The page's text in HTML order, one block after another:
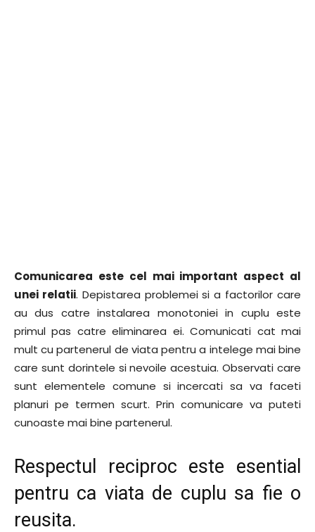
Comunicarea este cel mai important aspect al
unei relatii. Depistarea problemei si a factorilor care
au dus catre instalarea monotoniei in cuplu este
primul pas catre eliminarea ei. Comunicati cat mai
mult cu partenerul de viata pentru a intelege mai bine
care sunt dorintele si nevoile acestuia. Observati care
sunt elementele comune si incercati sa va faceti
planuri pe termen scurt. Prin comunicare va puteti
cunoaste mai bine partenerul.
Respectul reciproc este esential
pentru ca viata de cuplu sa fie o
reusita.